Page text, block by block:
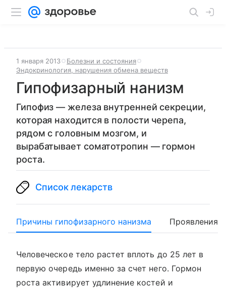
1 января 2013
Болезни и состояния
Эндокринология, нарушения обмена веществ
Гипофизарный нанизм
Гипофиз — железа внутренней секреции,
которая находится в полости черепа,
рядом с головным мозгом, и
вырабатывает соматотропин — гормон
роста.
Список лекарств
Причины гипофизарного нанизма Проявления
Человеческое тело растет вплоть до 25 лет в
первую очередь именно за счет него. Гормон
роста активирует удлинение костей и